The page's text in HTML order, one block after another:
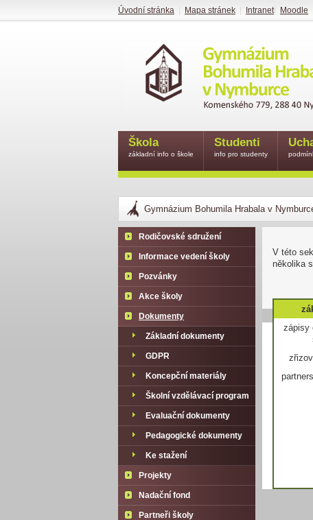
Gymnázium Bohumila Hrabala v
V této
několika
zápisy
Rodičovské sdružení
Informace vedení školy
Pozvánky
Akce školy
Dokumenty
Základní dokumenty
GDPR
Koncepční materiály
Školní vzdělávací program
Evaluační dokumenty
Pedagogické dokumenty
Ke stažení
Projekty
Nadační fond
Partneři školy
Škola
základní info o škole
Studenti
info pro studenty
Úvodní stránka Mapa stránek Intranet| Moodle